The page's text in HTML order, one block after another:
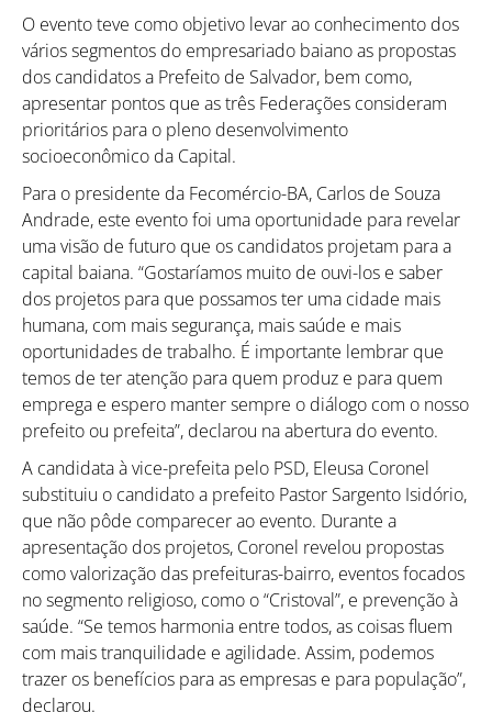
O evento teve como objetivo levar ao conhecimento dos
vários segmentos do empresariado baiano as propostas
dos candidatos a Prefeito de Salvador, bem como,
apresentar pontos que as três Federações consideram
prioritários para o pleno desenvolvimento
socioeconômico da Capital.
Para o presidente da Fecomércio-BA, Carlos de Souza
Andrade, este evento foi uma oportunidade para revelar
uma visão de futuro que os candidatos projetam para a
capital baiana. “Gostaríamos muito de ouvi-los e saber
dos projetos para que possamos ter uma cidade mais
humana, com mais segurança, mais saúde e mais
oportunidades de trabalho. É importante lembrar que
temos de ter atenção para quem produz e para quem
emprega e espero manter sempre o diálogo com o nosso
prefeito ou prefeita”, declarou na abertura do evento.
A candidata à vice-prefeita pelo PSD, Eleusa Coronel
substituiu o candidato a prefeito Pastor Sargento Isidório,
que não pôde comparecer ao evento. Durante a
apresentação dos projetos, Coronel revelou propostas
como valorização das prefeituras-bairro, eventos focados
no segmento religioso, como o “Cristoval”, e prevenção à
saúde. “Se temos harmonia entre todos, as coisas fluem
com mais tranquilidade e agilidade. Assim, podemos
trazer os benefícios para as empresas e para população”,
declarou.